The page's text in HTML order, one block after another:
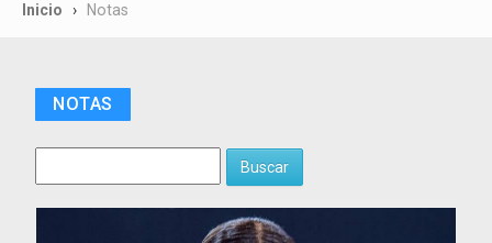
Inicio Notas
NOTAS
Buscar